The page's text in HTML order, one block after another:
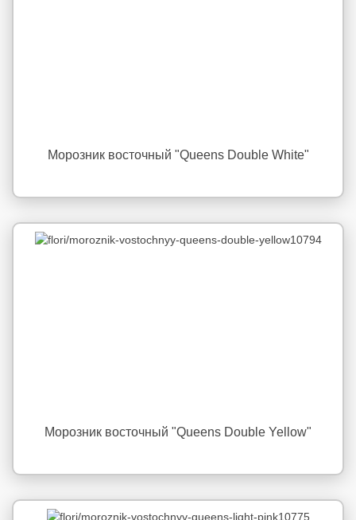
Морозник восточный "Queens Double White"
Морозник восточный "Queens Double Yellow"